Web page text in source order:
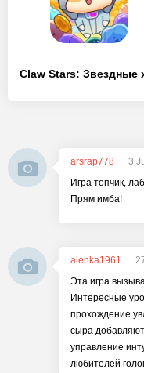
arsrap778
3
Игра топчик,
Прям имба!
alenka1961
Эта игра
Интересные
прохождение
сыра
управление
любителей